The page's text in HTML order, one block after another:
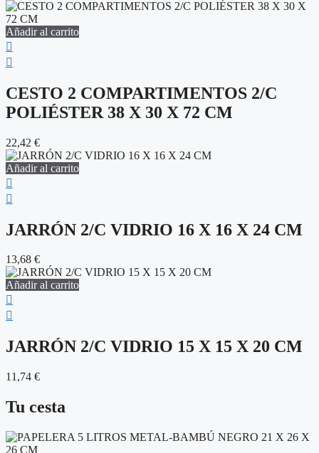
Añadir al carrito
CESTO 2 COMPARTIMENTOS 2/C
POLIÉSTER 38 X 30 X 72 CM
22,42 €
Añadir al carrito
JARRÓN 2/C VIDRIO 16 X 16 X 24 CM
13,68 €
Añadir al carrito
JARRÓN 2/C VIDRIO 15 X 15 X 20 CM
11,74 €
Tu cesta